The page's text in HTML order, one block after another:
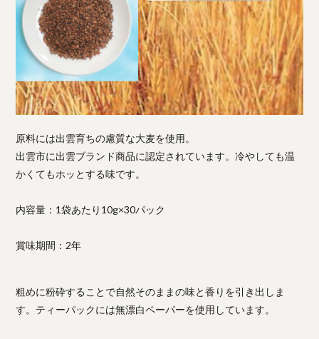
原料には出雲育ちの慮質な大麦を使用。
出雲市に出雲ブランド商品に認定されています。冷やしても温
かくてもホッとする味です。
内容量：1袋あたり10g×30パック
賞味期間：2年
粗めに粉砕することで自然そのままの味と香りを引き出しま
す。ティーパックには無漂白ペーパーを使用しています。